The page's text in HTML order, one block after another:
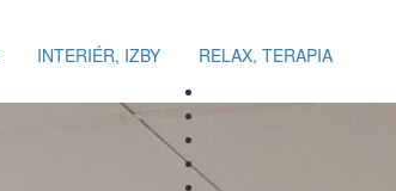
INTERIÉR, IZBY RELAX, TERAPIA